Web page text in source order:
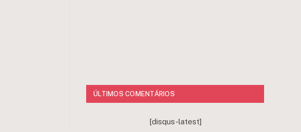
ÚLTIMOS COMENTÁRIOS
[disqus-latest]